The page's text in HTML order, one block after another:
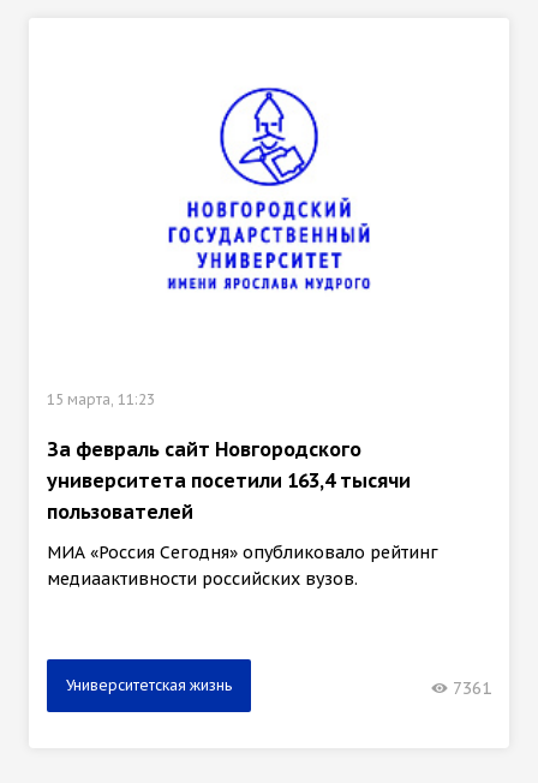
15 марта, 11:23
За февраль сайт Новгородского
университета посетили 163,4 тысячи
пользователей
МИА «Россия Сегодня» опубликовало рейтинг
медиаактивности российских вузов.
Университетская жизнь 7361